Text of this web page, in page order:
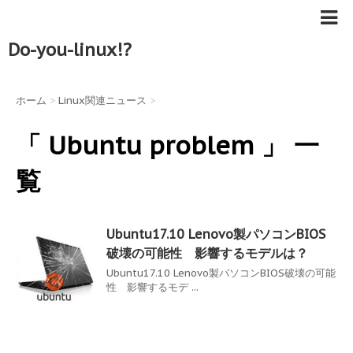
Do-you-linux!?
ホーム > Linux関連ニュース >
「 Ubuntu problem 」 一
覧
Ubuntu17.10 Lenovo製パソコンBIOS
破壊の可能性 影響するモデルは？
Ubuntu17.10 Lenovo製パソコンBIOS破壊の可能
性 影響するモデ ...